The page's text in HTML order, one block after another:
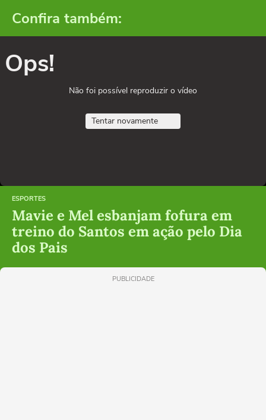
Confira também:
Ops!
Não foi possível reproduzir o vídeo
Tentar novamente
ESPORTES
Mavie e Mel esbanjam fofura em
treino do Santos em ação pelo Dia
dos Pais
PUBLICIDADE